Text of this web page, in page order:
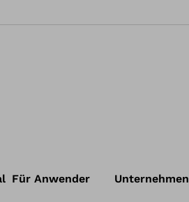
Für Anwender Unternehmen